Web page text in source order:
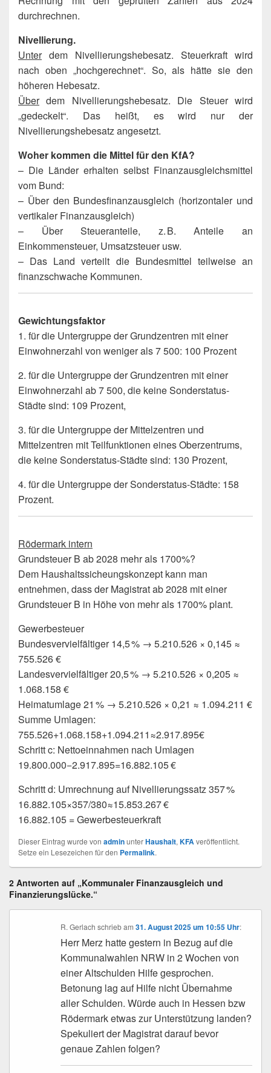
durchrechnen.
Nivellierung.
Unterdem Nivellierungshebesatz. Steuerkraft wird
nach oben „hochgerechnet“. So, als hätte sie den
höheren Hebesatz.
Überdem Nivellierungshebesatz. Die Steuer wird
„gedeckelt“. Das heißt, es wird nur der
Nivellierungshebesatz angesetzt.
Woher kommen die Mittel für den KfA?
– Die Länder erhalten selbst Finanzausgleichsmittel
vom Bund:
– Über den Bundesfinanzausgleich (horizontaler und
vertikaler Finanzausgleich)
– Über Steueranteile, z. B. Anteile an
Einkommensteuer, Umsatzsteuer usw.
– Das Land verteilt die Bundesmittel teilweise an
finanzschwache Kommunen.
Gewichtungsfaktor
1. für die Untergruppe der Grundzentren mit einer
Einwohnerzahl von weniger als 7 500: 100 Prozent
2. für die Untergruppe der Grundzentren mit einer
Einwohnerzahl ab 7 500, die keine Sonderstatus-
Städte sind: 109 Prozent,
3. für die Untergruppe der Mittelzentren und
Mittelzentren mit Teilfunktionen eines Oberzentrums,
die keine Sonderstatus-Städte sind: 130 Prozent,
4. für die Untergruppe der Sonderstatus-Städte: 158
Prozent.
Rödermark intern
Grundsteuer B ab 2028 mehr als 1700%?
Dem Haushaltssicheungskonzept kann man
entnehmen, dass der Magistrat ab 2028 mit einer
Grundsteuer B in Höhe von mehr als 1700% plant.
Gewerbesteuer
Bundesvervielfältiger 14,5 % → 5.210.526 × 0,145 ≈
755.526 €
Landesvervielfältiger 20,5 % → 5.210.526 × 0,205 ≈
1.068.158 €
Heimatumlage 21 % → 5.210.526 × 0,21 ≈ 1.094.211 €
Summe Umlagen:
755.526+1.068.158+1.094.211≈2.917.895€
Schritt c: Nettoeinnahmen nach Umlagen
19.800.000−2.917.895=16.882.105 €
Schritt d: Umrechnung auf Nivellierungssatz 357 %
16.882.105×357/380≈15.853.267 €
16.882.105 = Gewerbesteuerkraft
Dieser Eintrag wurde von adminunterHaushalt,KFAveröffentlicht.
Setze ein Lesezeichen für den Permalink.
2 Antworten auf „Kommunaler Finanzausgleich und
Finanzierungslücke.“
R. Gerlach schriebam31. August 2025 um 10:55 Uhr:
Herr Merz hatte gestern in Bezug auf die
Kommunalwahlen NRW in 2 Wochen von
einer Altschulden Hilfe gesprochen.
Betonung lag auf Hilfe nicht Übernahme
aller Schulden. Würde auch in Hessen bzw
Rödermark etwas zur Unterstützung landen?
Spekuliert der Magistrat darauf bevor
genaue Zahlen folgen?